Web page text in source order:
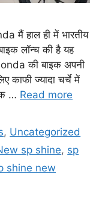
मैं हाल ही में भारतीय
लॉन्च की है यह
की बाइक अपनी
काफी ज्यादा चर्चे में
… Read more
, Uncategorized
sp shine, sp
shine new